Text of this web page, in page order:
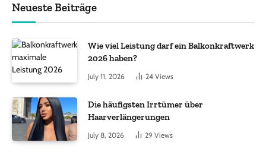
Neueste Beiträge
Wie viel Leistung darf ein Balkonkraftwerk
2026 haben?
July 11, 2026 24 Views
Die häufigsten Irrtümer über
Haarverlängerungen
July 8, 2026 29 Views